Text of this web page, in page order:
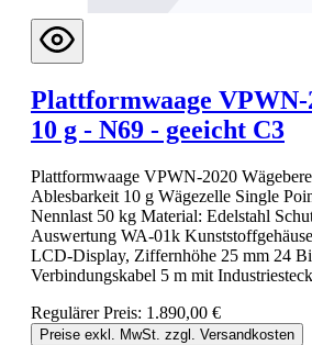
Plattformwaage VPWN-
10 g - N69 - geeicht C3
Plattformwaage VPWN-2020
Ablesbarkeit 10 g Wägezelle Single
Nennlast 50 kg Material: Edelstahl
Auswertung WA-01k
LCD-Display, Ziffernhöhe 25 mm 24
Verbindungskabel 5 m mit
Regulärer Preis: 1.890,00 €
Preise exkl. MwSt. zzgl. Versandkosten